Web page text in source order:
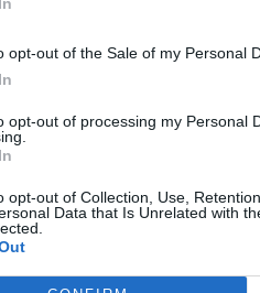
opt-out of the Sale of my Personal
opt-out of processing my Personal
opt-out of Collection, Use,
Data that Is Unrelated with
defende que a Beira
período de “forte
atualmente “condições
e consolidar um
na inovação e na